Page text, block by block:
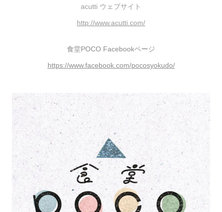
acutti ウェブサイト
http://www.acutti.com/
食堂POCO Facebookページ
https://www.facebook.com/pocosyokudo/